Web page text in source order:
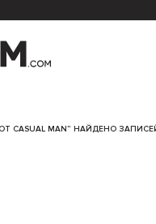
CASUAL MAN” НАЙДЕНО